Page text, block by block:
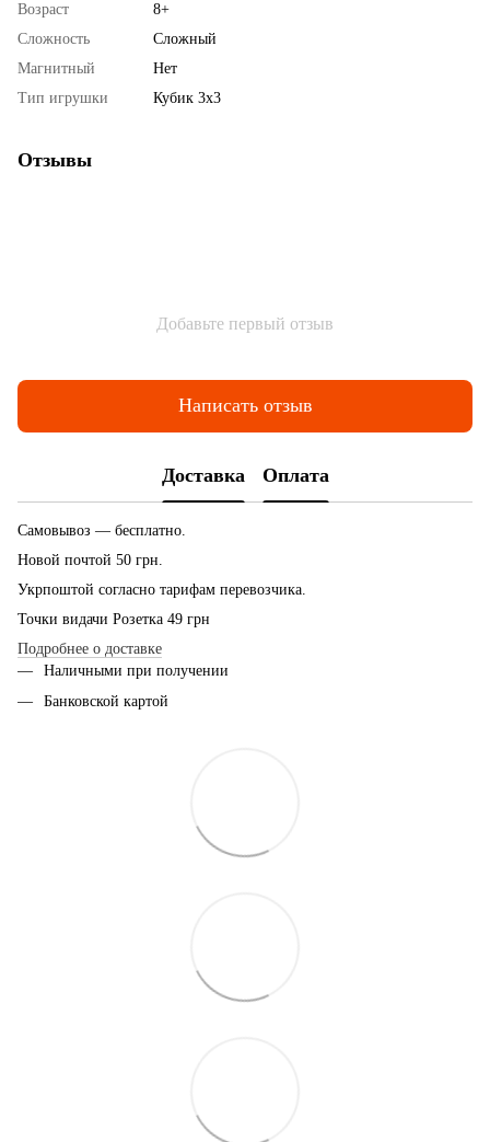
Возраст
8+
Сложность
Сложный
Магнитный
Нет
Тип игрушки
Кубик 3x3
Отзывы
Добавьте первый отзыв
Написать отзыв
Доставка Оплата
Самовывоз — бесплатно.
Новой почтой 50 грн.
Укрпоштой согласно тарифам перевозчика.
Точки видачи Розетка 49 грн
Подробнее о доставке
Наличными при получении
Банковской картой